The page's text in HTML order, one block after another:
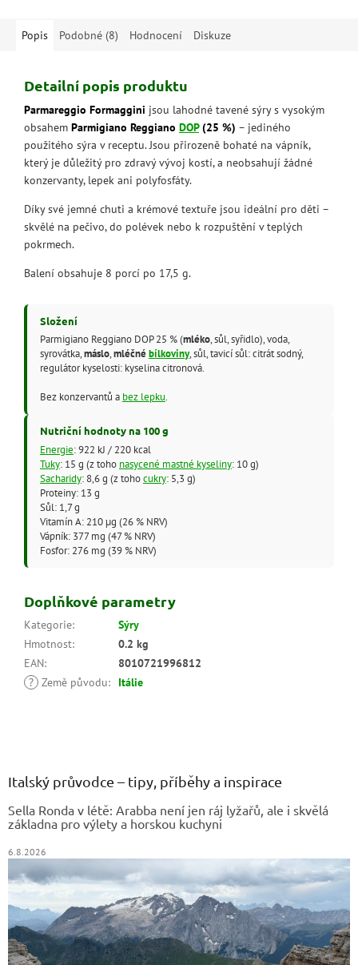
Popis
Podobné (8) Hodnocení Diskuze
Detailní popis produktu
Parmareggio Formaggini jsou lahodné tavené sýry s vysokým
obsahem Parmigiano Reggiano DOP(25 %) – jediného
použitého sýra v receptu. Jsou přirozeně bohaté na vápník,
který je důležitý pro zdravý vývoj kostí, a neobsahují žádné
konzervanty, lepek ani polyfosfáty.
Díky své jemné chuti a krémové textuře jsou ideální pro děti –
skvělé na pečivo, do polévek nebo k rozpuštění v teplých
pokrmech.
Balení obsahuje 8 porcí po 17,5 g.
Složení
Parmigiano Reggiano DOP 25 % (mléko, sůl, syřidlo), voda,
syrovátka,máslo,mléčnébílkoviny, sůl, tavicí sůl: citrát sodný,
regulátor kyselosti: kyselina citronová.
Bez konzervantů a bez lepku.
Nutriční hodnoty na 100 g
Energie: 922 kJ / 220 kcal
Tuky: 15 g (z toho nasycené mastné kyseliny: 10 g)
Sacharidy: 8,6 g (z tohocukry: 5,3 g)
Proteiny: 13 g
Sůl: 1,7 g
Vitamín A: 210 µg (26 % NRV)
Vápník: 377 mg (47 % NRV)
Fosfor: 276 mg (39 % NRV)
Doplňkové parametry
Kategorie:
Sýry
Hmotnost:
0.2 kg
EAN:
8010721996812
? Země původu: Itálie
Italský průvodce – tipy, příběhy a inspirace
Sella Ronda v létě: Arabba není jen ráj lyžařů, ale i skvělá
základna pro výlety a horskou kuchyni
6.8.2026